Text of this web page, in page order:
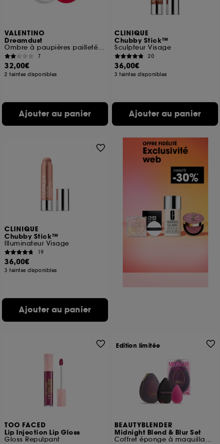
VALENTINO
Dreamdust
Ombre à paupières pailletée, texture crémeuse et effet multi-reflet
7
32,00€
2 teintes disponibles
Ajouter au panier
CLINIQUE
Chubby Stick™
Sculpteur Visage
20
36,00€
3 teintes disponibles
Ajouter au panier
CLINIQUE
Chubby Stick™
Illuminateur Visage
19
36,00€
3 teintes disponibles
Ajouter au panier
TOO FACED
Lip Injection Lip Gloss
Gloss Repulpant
BEAUTYBLENDER
Midnight Blend & Blur Set
Coffret éponge à maquillage, houppette et trousse
Edition limitée